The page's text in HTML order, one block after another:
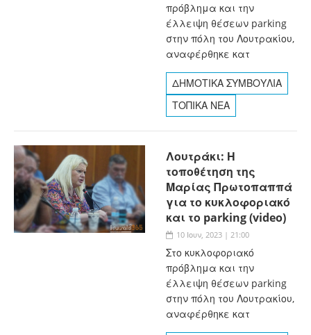
πρόβλημα και την
έλλειψη θέσεων parking
στην πόλη του Λουτρακίου,
αναφέρθηκε κατ
ΔΗΜΟΤΙΚΑ ΣΥΜΒΟΥΛΙΑ
ΤΟΠΙΚΑ ΝΕΑ
Λουτράκι: Η
τοποθέτηση της
Μαρίας Πρωτοπαππά
για το κυκλοφοριακό
και το parking (video)
10 Ιουν, 2023 | 21:00
Στο κυκλοφοριακό
πρόβλημα και την
έλλειψη θέσεων parking
στην πόλη του Λουτρακίου,
αναφέρθηκε κατ